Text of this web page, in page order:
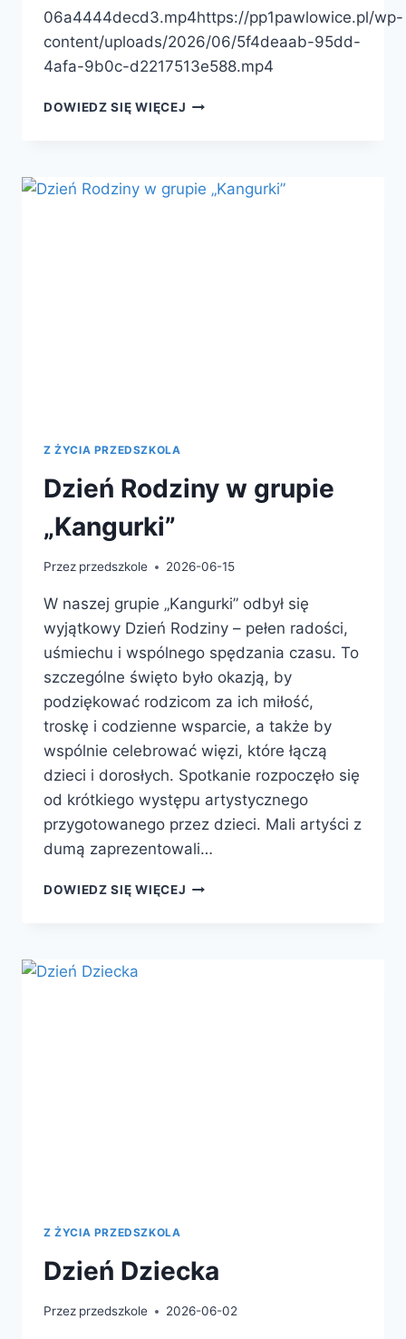
06a4444decd3.mp4https://pp1pawlowice.pl/wp-
content/uploads/2026/06/5f4deaab-95dd-
4afa-9b0c-d2217513e588.mp4
DOWIEDZ SIĘ WIĘCEJ
Z ŻYCIA PRZEDSZKOLA
Dzień Rodziny w grupie
„Kangurki”
Przez przedszkole 2026-06-15
W naszej grupie „Kangurki” odbył się
wyjątkowy Dzień Rodziny – pełen radości,
uśmiechu i wspólnego spędzania czasu. To
szczególne święto było okazją, by
podziękować rodzicom za ich miłość,
troskę i codzienne wsparcie, a także by
wspólnie celebrować więzi, które łączą
dzieci i dorosłych. Spotkanie rozpoczęło się
od krótkiego występu artystycznego
przygotowanego przez dzieci. Mali artyści z
dumą zaprezentowali…
DOWIEDZ SIĘ WIĘCEJ
Z ŻYCIA PRZEDSZKOLA
Dzień Dziecka
Przez przedszkole 2026-06-02